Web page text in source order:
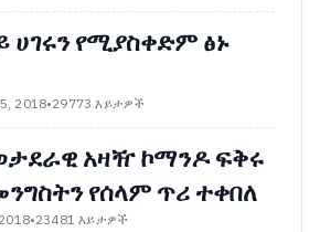
ሀገሩን የሚያስቀድም ፅኑ
2018•29773 እይታዎች
አዛዥ ኮማንዶ ፍቅሩ
የሰላም ጥሪ ተቀበለ
•23481 እይታዎች